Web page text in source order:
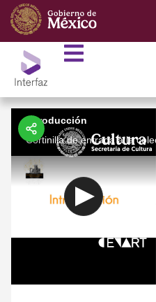
Introducción
Cortinilla de entrada a la